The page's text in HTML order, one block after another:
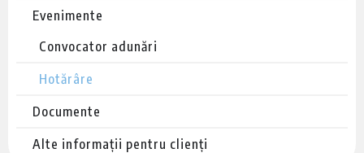
Evenimente
Convocator adunări
Hotărâre
Documente
Alte informații pentru clienți